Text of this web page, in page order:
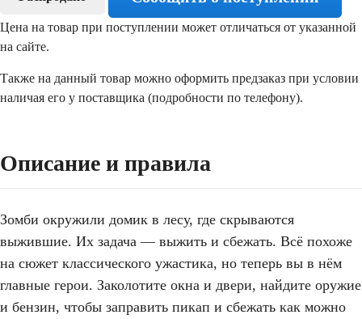
Цена на товар при поступлении может отличаться от указанной
на сайте.
Также на данный товар можно оформить предзаказ при условии
наличая его у поставщика (подробности по телефону).
Описание и правила
Зомби окружили домик в лесу, где скрываются
выжившие. Их задача — выжить и сбежать. Всё похоже
на сюжет классического ужастика, но теперь вы в нём
главные герои. Заколотите окна и двери, найдите оружие
и бензин, чтобы заправить пикап и сбежать как можно